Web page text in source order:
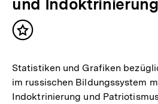
Inhalt
Statistiken und Grafiken
im russischen Bildungssystem
Indoktrinierung und